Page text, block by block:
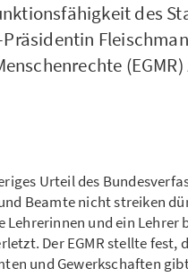
des
Urteil des
Beamte nicht streiken
Lehrerinnen und ein
Der EGMR stellte fest,
und Gewerkschaften